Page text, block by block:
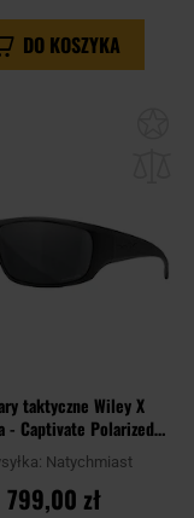
DO KOSZYKA
taktyczne Wiley X
- Captivate Polarized
Grey/Matte Black
Natychmiast
799,00 zł